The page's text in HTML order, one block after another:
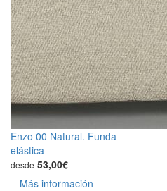
Enzo 00 Natural. Funda
elástica
desde 53,00€
Más información